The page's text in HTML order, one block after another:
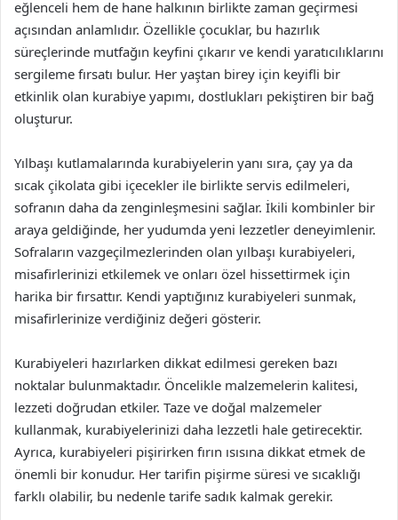
eğlenceli hem de hane halkının birlikte zaman geçirmesi
açısından anlamlıdır. Özellikle çocuklar, bu hazırlık
süreçlerinde mutfağın keyfini çıkarır ve kendi yaratıcılıklarını
sergileme fırsatı bulur. Her yaştan birey için keyifli bir
etkinlik olan kurabiye yapımı, dostlukları pekiştiren bir bağ
oluşturur.
Yılbaşı kutlamalarında kurabiyelerin yanı sıra, çay ya da
sıcak çikolata gibi içecekler ile birlikte servis edilmeleri,
sofranın daha da zenginleşmesini sağlar. İkili kombinler bir
araya geldiğinde, her yudumda yeni lezzetler deneyimlenir.
Sofraların vazgeçilmezlerinden olan yılbaşı kurabiyeleri,
misafirlerinizi etkilemek ve onları özel hissettirmek için
harika bir fırsattır. Kendi yaptığınız kurabiyeleri sunmak,
misafirlerinize verdiğiniz değeri gösterir.
Kurabiyeleri hazırlarken dikkat edilmesi gereken bazı
noktalar bulunmaktadır. Öncelikle malzemelerin kalitesi,
lezzeti doğrudan etkiler. Taze ve doğal malzemeler
kullanmak, kurabiyelerinizi daha lezzetli hale getirecektir.
Ayrıca, kurabiyeleri pişirirken fırın ısısına dikkat etmek de
önemli bir konudur. Her tarifin pişirme süresi ve sıcaklığı
farklı olabilir, bu nedenle tarife sadık kalmak gerekir.